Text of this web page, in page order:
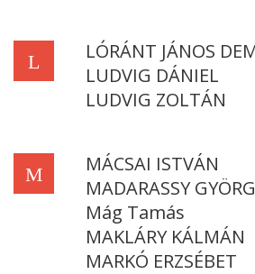
L
LÓRÁNT JÁNOS
LUDVIG DÁNIEL
LUDVIG ZOLTÁN
M
MÁCSAI ISTVÁN
MADARASSY
Mág Tamás
MAKLÁRY KÁLMÁN
MARKÓ ERZSÉBET